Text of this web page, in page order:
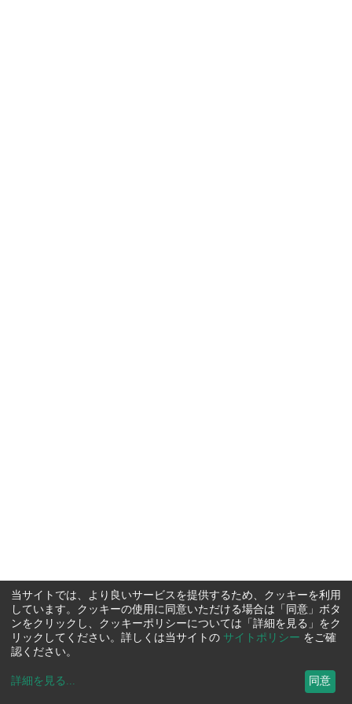
当サイトでは、より良いサービスを提供するため、クッキーを利用
しています。クッキーの使用に同意いただける場合は「同意」ボタ
ンをクリックし、クッキーポリシーについては「詳細を見る」をク
リックしてください。詳しくは当サイトの サイトポリシー をご確
認ください。
詳細を見る ... 同意